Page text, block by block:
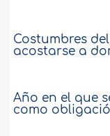
Costumbres
acostarse a
Año en el que
como